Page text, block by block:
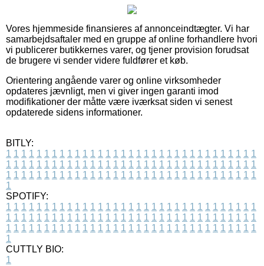
Vores hjemmeside finansieres af annonceindtægter. Vi har
samarbejdsaftaler med en gruppe af online forhandlere hvori
vi publicerer butikkernes varer, og tjener provision forudsat
de brugere vi sender videre fuldfører et køb.
Orientering angående varer og online virksomheder
opdateres jævnligt, men vi giver ingen garanti imod
modifikationer der måtte være iværksat siden vi senest
opdaterede sidens informationer.
BITLY:
1 1 1 1 1 1 1 1 1 1 1 1 1 1 1 1 1 1 1 1 1 1 1 1 1 1 1 1 1 1 1 1 1
1 1 1 1 1 1 1 1 1 1 1 1 1 1 1 1 1 1 1 1 1 1 1 1 1 1 1 1 1 1 1 1 1
1 1 1 1 1 1 1 1 1 1 1 1 1 1 1 1 1 1 1 1 1 1 1 1 1 1 1 1 1 1 1 1 1
1
SPOTIFY:
1 1 1 1 1 1 1 1 1 1 1 1 1 1 1 1 1 1 1 1 1 1 1 1 1 1 1 1 1 1 1 1 1
1 1 1 1 1 1 1 1 1 1 1 1 1 1 1 1 1 1 1 1 1 1 1 1 1 1 1 1 1 1 1 1 1
1 1 1 1 1 1 1 1 1 1 1 1 1 1 1 1 1 1 1 1 1 1 1 1 1 1 1 1 1 1 1 1 1
1
CUTTLY BIO:
1